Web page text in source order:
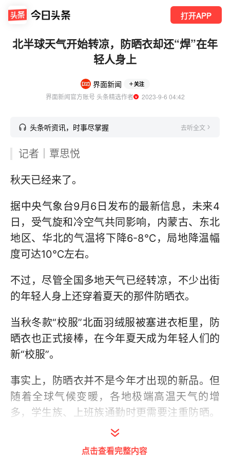
打开APP
北半球天气开始转凉，防晒衣却还“焊”在年
轻人身上
界面新闻 关注
界面新闻官方账号 头条精选作者
  2023-9-6 04:42
头条听资讯，时事尽掌握 去听全文
记者｜覃思悦
秋天已经来了。
据中央气象台9月6日发布的最新信息，未来4
日，受气旋和冷空气共同影响，内蒙古、东北
地区、华北的气温将下降6-8℃，局地降温幅
度可达10℃左右。
不过，尽管全国多地天气已经转凉，不少出街
的年轻人身上还穿着夏天的那件防晒衣。
当秋冬款“校服”北面羽绒服被塞进衣柜里，防
晒衣也正式接棒，在今年夏天成为年轻人们的
新“校服”。
事实上，防晒衣并不是今年才出现的新品。但
随着全球气候变暖，各地极端高温天气的增
多，学生族、上班族通勤时更需要注重防晒。
因此，公众对于轻薄、透气且舒适的防晒衣需
点击查看完整内容